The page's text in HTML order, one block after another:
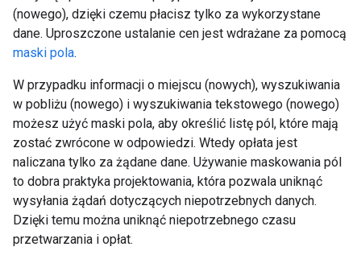
(nowego), dzięki czemu płacisz tylko za wykorzystane
dane. Uproszczone ustalanie cen jest wdrażane za pomocą
maski pola.
W przypadku informacji o miejscu (nowych), wyszukiwania
w pobliżu (nowego) i wyszukiwania tekstowego (nowego)
możesz użyć maski pola, aby określić listę pól, które mają
zostać zwrócone w odpowiedzi. Wtedy opłata jest
naliczana tylko za żądane dane. Używanie maskowania pól
to dobra praktyka projektowania, która pozwala uniknąć
wysyłania żądań dotyczących niepotrzebnych danych.
Dzięki temu można uniknąć niepotrzebnego czasu
przetwarzania i opłat.